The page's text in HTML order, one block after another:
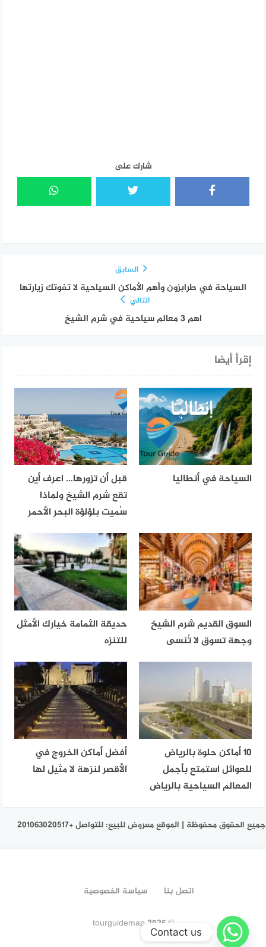
شارك على
السابق
السياحة في طرابزون وأهم الأماكن السياحية لا تفوتك زيارتها
التالي
اهم 3 معالم سياحية في شرم الشيخ
إقرأ أيضا
السياحة في أنطاليا
قبل أن تزورها… اعرف أين
تقع شرم الشيخ ولماذا
سُميت بلؤلؤة البحر الأحمر
السوق القديم شرم الشيخ
وجهة تسوق لا تُنسى
حديقة الثمامة خيارك الأمثل
للتنزه
10 أماكن حلوة بالرياض
للعوائل استمتع بأجمل
المعالم السياحية بالرياض
أفضل أماكن الخروج في
الأقصر لنزهة لا مثيل لها
جميع الحقوق محفوظة | الموقع معروض للبيع: للتواصل +201063020517
اتصل بنا سياسة الخصوصية
© 2026 tourguidemap
Contact us